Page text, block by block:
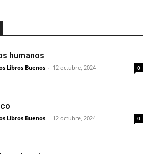
humanos
Libros Buenos - 12 octubre, 2024 0
Libros Buenos - 12 octubre, 2024 0